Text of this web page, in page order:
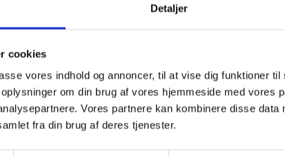
Detaljer
cookies
vores indhold og annoncer, til at vise dig funktioner
om din brug af vores hjemmeside med vores
Vores partnere kan kombinere disse data
fra din brug af deres tjenester.